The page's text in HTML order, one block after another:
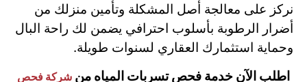
نركز على معالجة أصل المشكلة وتأمين منزلك من
أضرار الرطوبة بأسلوب احترافي يضمن لك راحة البال
وحماية استثمارك العقاري لسنوات طويلة.
اطلب الآن خدمة فحص تسربات المياه من شركة فحص